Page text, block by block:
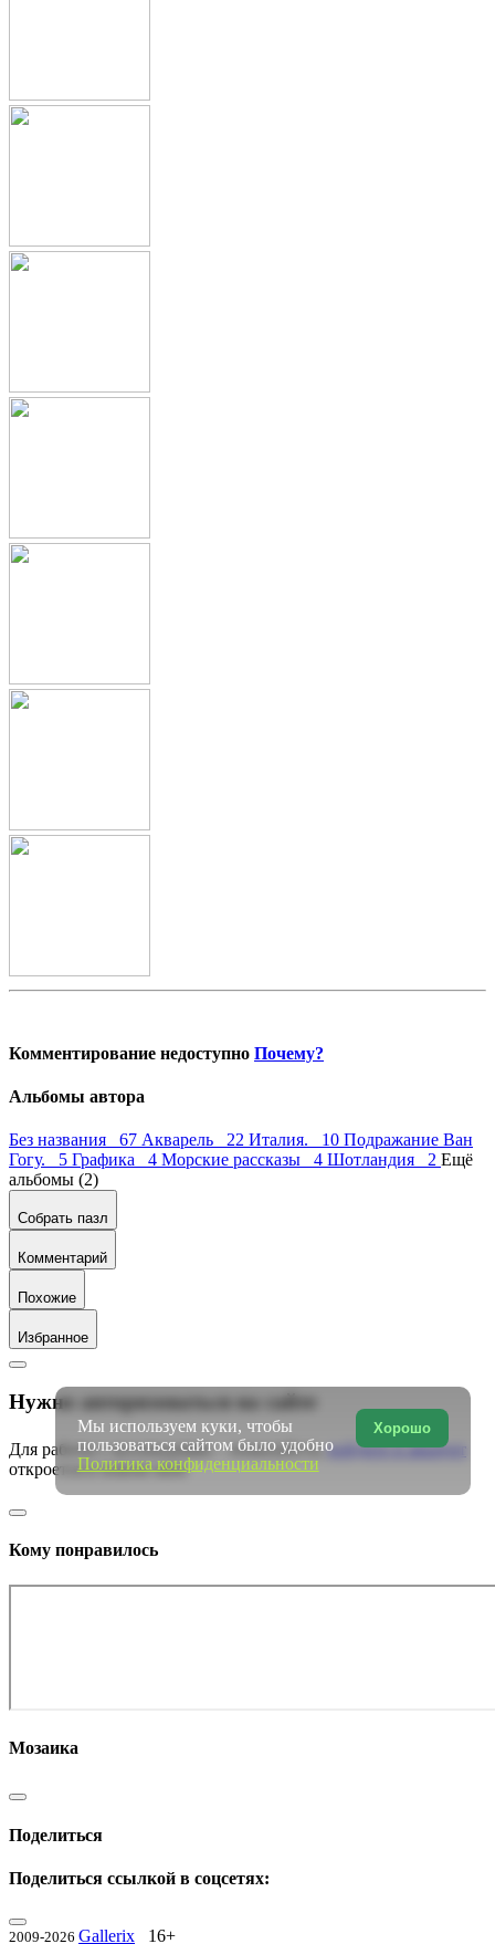
Комментирование недоступно Почему?
Альбомы автора
Без названия 67 Акварель 22 Италия. 10 Подражание Ван
Гогу. 5 Графика 4 Морские рассказы 4 Шотландия 2 Ещё
альбомы (2)
Собрать пазл
Комментарий
Похожие
Избранное
Нужно авторизоваться на сайте
Для работы с коллекциями – пожалуйста,войдите в аккаунт
откроется в новом окне
Кому понравилось
Мозаика
Поделиться
Поделиться ссылкой в соцсетях:
2009-2026 Gallerix 16+
Хорошо
Мы используем куки, чтобы
пользоваться сайтом было удобно
Политика конфиденциальности